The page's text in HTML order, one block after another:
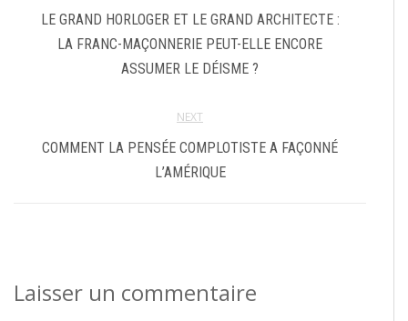
LE GRAND HORLOGER ET LE GRAND ARCHITECTE :
LA FRANC-MAÇONNERIE PEUT-ELLE ENCORE
ASSUMER LE DÉISME ?
NEXT
COMMENT LA PENSÉE COMPLOTISTE A FAÇONNÉ
L’AMÉRIQUE
Laisser un commentaire